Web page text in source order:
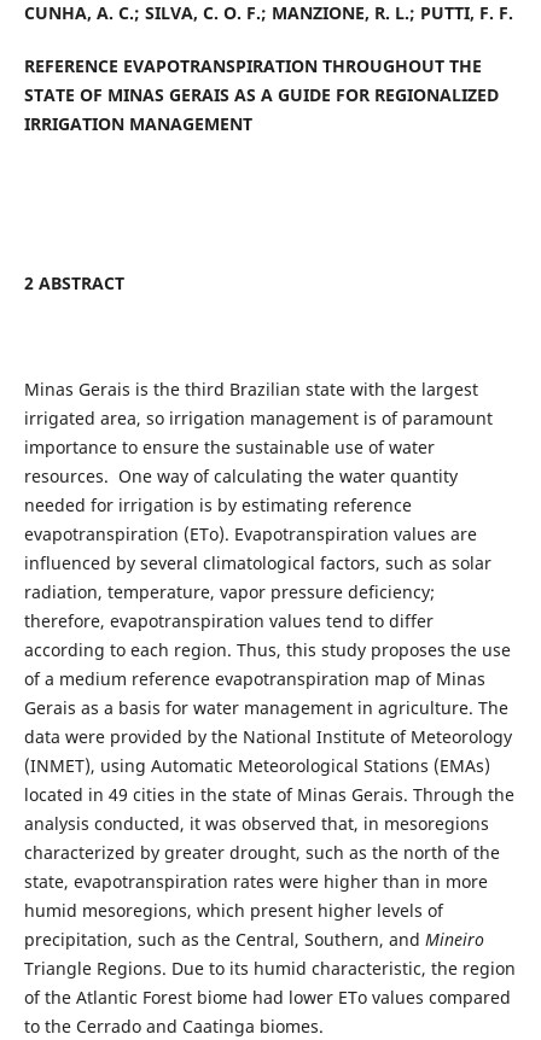
CUNHA, A. C.; SILVA, C. O. F.; MANZIONE, R. L.; PUTTI, F. F.
REFERENCE EVAPOTRANSPIRATION THROUGHOUT THE
STATE OF MINAS GERAIS AS A GUIDE FOR REGIONALIZED
IRRIGATION MANAGEMENT
2 ABSTRACT
Minas Gerais is the third Brazilian state with the largest
irrigated area, so irrigation management is of paramount
importance to ensure the sustainable use of water
resources. One way of calculating the water quantity
needed for irrigation is by estimating reference
evapotranspiration (ETo). Evapotranspiration values are
influenced by several climatological factors, such as solar
radiation, temperature, vapor pressure deficiency;
therefore, evapotranspiration values tend to differ
according to each region. Thus, this study proposes the use
of a medium reference evapotranspiration map of Minas
Gerais as a basis for water management in agriculture. The
data were provided by the National Institute of Meteorology
(INMET), using Automatic Meteorological Stations (EMAs)
located in 49 cities in the state of Minas Gerais. Through the
analysis conducted, it was observed that, in mesoregions
characterized by greater drought, such as the north of the
state, evapotranspiration rates were higher than in more
humid mesoregions, which present higher levels of
precipitation, such as the Central, Southern, and Mineiro
Triangle Regions. Due to its humid characteristic, the region
of the Atlantic Forest biome had lower ETo values compared
to the Cerrado and Caatinga biomes.